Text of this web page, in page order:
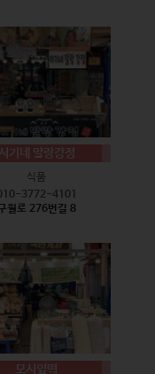
서기네 말랑강정
식품
3772-4101
월로 276번길 8
모시잎떡